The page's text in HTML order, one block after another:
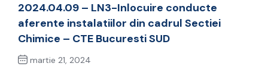
2024.04.09 – LN3-Inlocuire conducte
aferente instalatiilor din cadrul Sectiei
Chimice – CTE Bucuresti SUD
martie 21, 2024